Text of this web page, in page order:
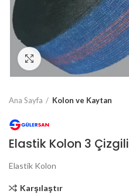
Büyütmek için tıklayın
Ana Sayfa Kolon ve Kaytan
Elastik Kolon 3 Çizgili
Elastik Kolon
Karşılaştır